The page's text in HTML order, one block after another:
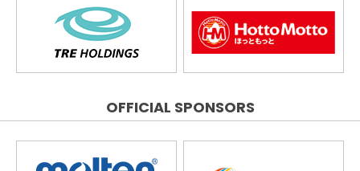
OFFICIAL SPONSORS